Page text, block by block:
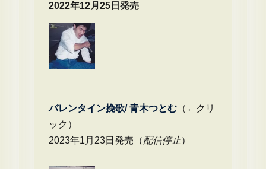
2022年12月25日発売
バレンタイン挽歌/ 青木つとむ（←クリ
ック）
2023年1月23日発売（配信停止）